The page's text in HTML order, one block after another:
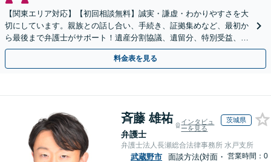
【関東エリア対応】【初回相談無料】誠実・謙虚・わかりやすさを大
切にしています。親族との話し合い、手続き、証拠集めなど、最初か
ら最後まで弁護士がサポート！遺産分割協議、遺留分、特別受益、使
い込み、相続放棄など、お任せ【弁護士歴15年以上】
料金表を見る
斉藤 雄祐
弁護士
インタビュ
ーを見る
茨城県
弁護士法人長瀬総合法律事務所 水戸支所
武蔵野市
面談方法(対面・ 営業時間：0